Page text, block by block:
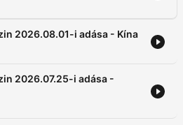
2026.08.01-i adása - Kína
2026.07.25-i adása -